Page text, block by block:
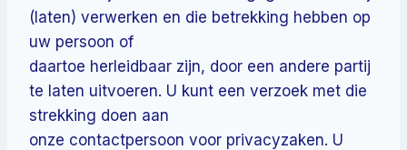
(laten) verwerken en die betrekking hebben op
uw persoon of
daartoe herleidbaar zijn, door een andere partij
te laten uitvoeren. U kunt een verzoek met die
strekking doen aan
onze contactpersoon voor privacyzaken. U